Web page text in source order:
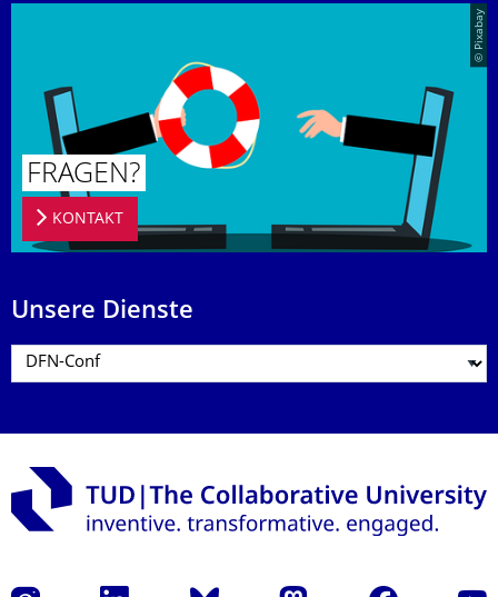
© Pixabay
FRAGEN?
KONTAKT
Unsere Dienste